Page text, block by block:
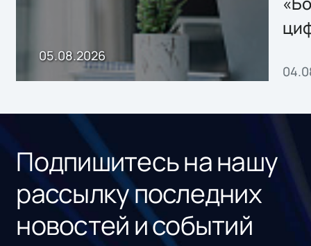
05.08.2026
Подпишитесь на нашу
рассылку последних
новостей и событий